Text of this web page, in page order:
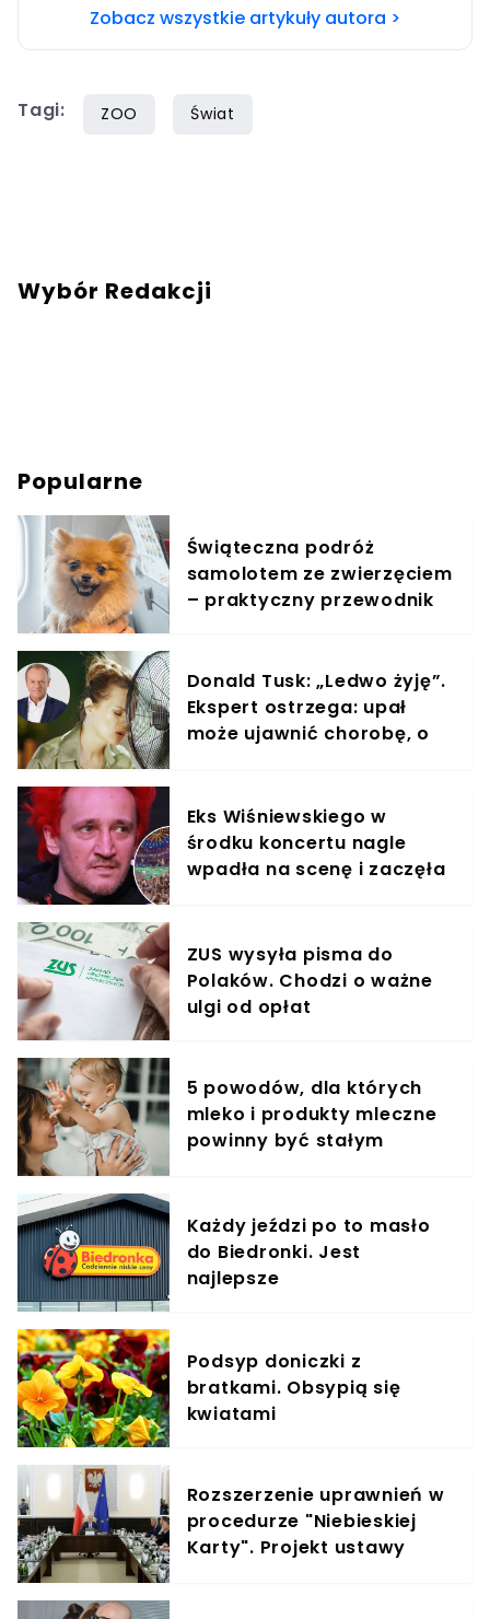
ze mną skontaktować?Napisz adresowaną do
Zobacz wszystkie artykuły autora >
Tagi: ZOO Świat
Wybór Redakcji
Popularne
Świąteczna podróż
samolotem ze zwierzęciem
– praktyczny przewodnik
Donald Tusk: „Ledwo żyję”.
Ekspert ostrzega: upał
może ujawnić chorobę, o
Eks Wiśniewskiego w
środku koncertu nagle
wpadła na scenę i zaczęła
ZUS wysyła pisma do
Polaków. Chodzi o ważne
ulgi od opłat
5 powodów, dla których
mleko i produkty mleczne
powinny być stałym
Każdy jeździ po to masło
do Biedronki. Jest
najlepsze
Podsyp doniczki z
bratkami. Obsypią się
kwiatami
Rozszerzenie uprawnień w
procedurze "Niebieskiej
Karty". Projekt ustawy